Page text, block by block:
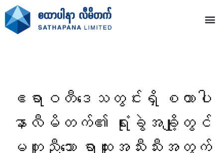
ဧရာဝတီဒေသတွင်းရှိ စထာပါ
နာလီမိတက်၏ ရုံးခွဲအချို့တွင်
မတူညီသော ရာထူးအသီးသီးအတွက်